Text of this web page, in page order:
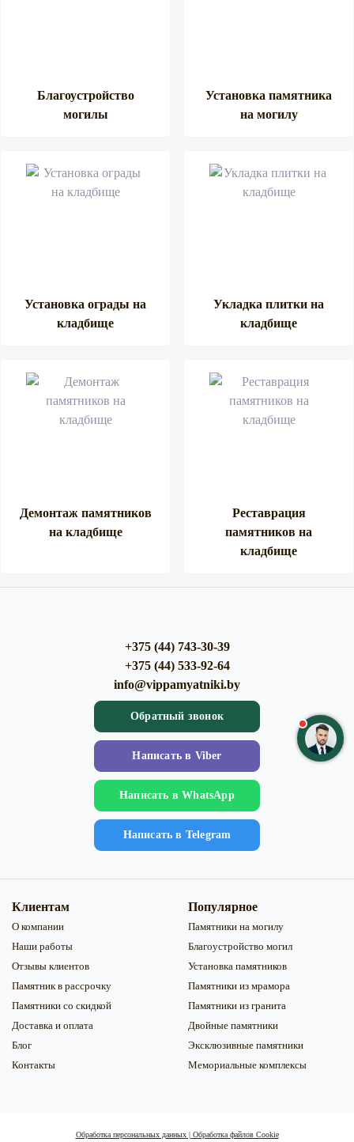
Благоустройство
могилы
Установка памятника
на могилу
Установка ограды на
кладбище
Укладка плитки на
кладбище
Демонтаж памятников
на кладбище
Реставрация
памятников на
кладбище
+375 (44) 743-30-39
+375 (44) 533-92-64
info@vippamyatniki.by
Обратный звонок
Напиcать в Viber
Напиcать в WhatsApp
Напиcать в Telegram
Клиентам
О компании
Наши работы
Отзывы клиентов
Памятник в рассрочку
Памятники со скидкой
Доставка и оплата
Блог
Контакты
Популярное
Памятники на могилу
Благоустройство могил
Установка памятников
Памятники из мрамора
Памятники из гранита
Двойные памятники
Эксклюзивные памятники
Мемориальные комплексы
Обработка персональных данных| Обработка файлов Сookie